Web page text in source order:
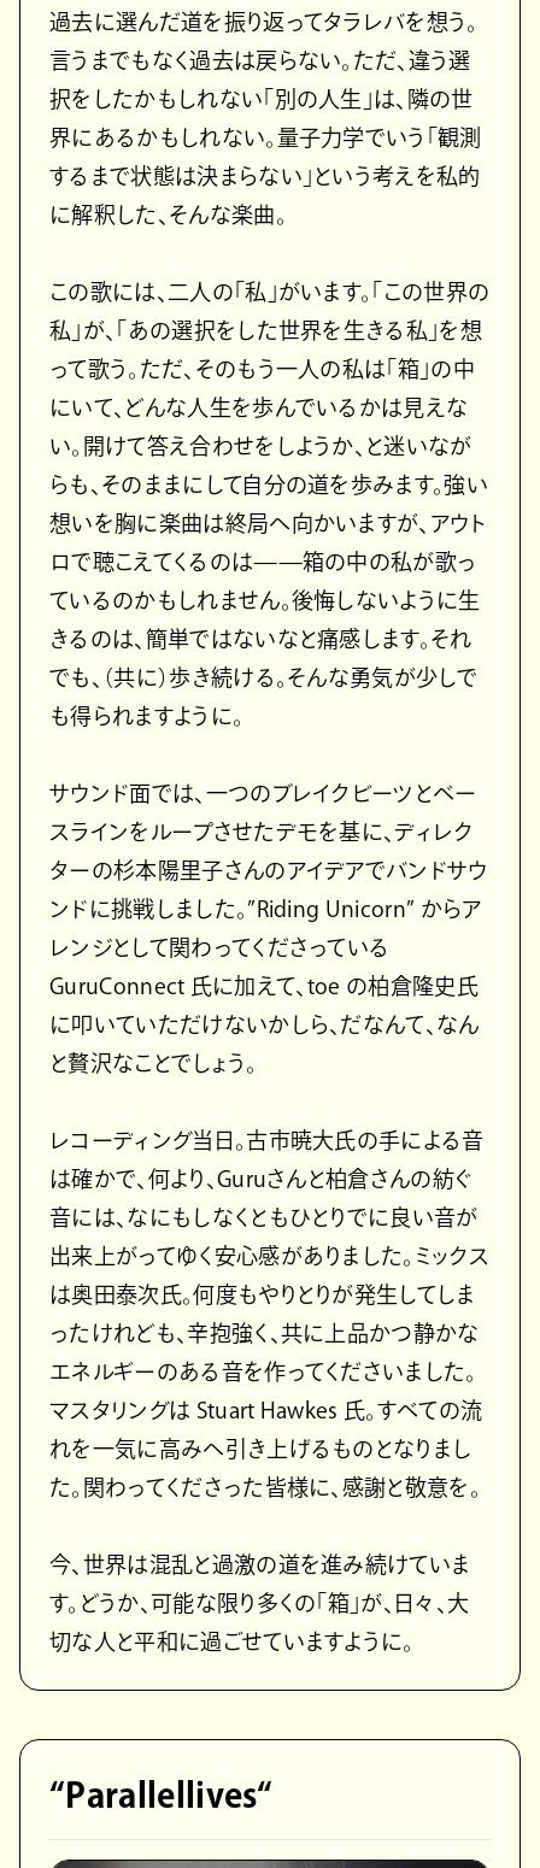
過去に選んだ道を振り返ってタラレバを想う。
言うまでもなく過去は戻らない。ただ、違う選
択をしたかもしれない「別の人生」は、隣の世
界にあるかもしれない。量子力学でいう「観測
するまで状態は決まらない」という考えを私的
に解釈した、そんな楽曲。
この歌には、二人の「私」がいます。「この世界の
私」が、「あの選択をした世界を生きる私」を想
って歌う。ただ、そのもう一人の私は「箱」の中
にいて、どんな人生を歩んでいるかは見えな
い。開けて答え合わせをしようか、と迷いなが
らも、そのままにして自分の道を歩みます。強い
想いを胸に楽曲は終局へ向かいますが、アウト
ロで聴こえてくるのは——箱の中の私が歌っ
ているのかもしれません。後悔しないように生
きるのは、簡単ではないなと痛感します。それ
でも、（共に）歩き続ける。そんな勇気が少しで
も得られますように。
サウンド面では、一つのブレイクビーツとベー
スラインをループさせたデモを基に、ディレク
ターの杉本陽里子さんのアイデアでバンドサウ
ンドに挑戦しました。”Riding Unicorn” からア
レンジとして関わってくださっている
GuruConnect 氏に加えて、toe の柏倉隆史氏
に叩いていただけないかしら、だなんて、なん
と贅沢なことでしょう。
レコーディング当日。古市暁大氏の手による音
は確かで、何より、Guruさんと柏倉さんの紡ぐ
音には、なにもしなくともひとりでに良い音が
出来上がってゆく安心感がありました。ミックス
は奥田泰次氏。何度もやりとりが発生してしま
ったけれども、辛抱強く、共に上品かつ静かな
エネルギーのある音を作ってくださいました。
マスタリングは Stuart Hawkes 氏。すべての流
れを一気に高みへ引き上げるものとなりまし
た。関わってくださった皆様に、感謝と敬意を。
今、世界は混乱と過激の道を進み続けていま
す。どうか、可能な限り多くの「箱」が、日々、大
切な人と平和に過ごせていますように。
“Parallellives“